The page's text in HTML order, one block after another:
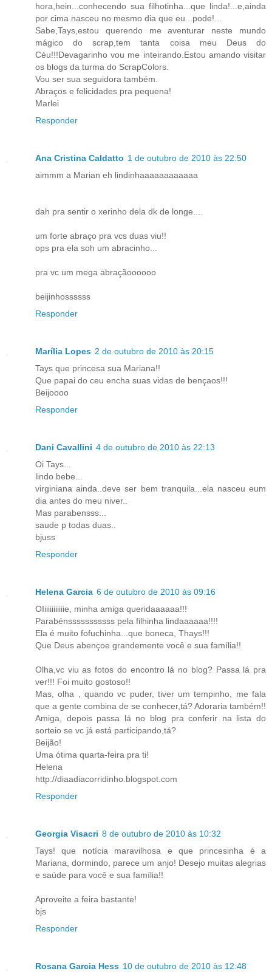
hora,hein...conhecendo sua filhotinha...que linda!...e,ainda
por cima nasceu no mesmo dia que eu...pode!...
Sabe,Tays,estou querendo me aventurar neste mundo
mágico do scrap,tem tanta coisa meu Deus do
Céu!!!Devagarinho vou me inteirando.Estou amando visitar
os blogs da turma do ScrapColors.
Vou ser sua seguidora também.
Abraços e felicidades pra pequena!
Marlei
Responder
Ana Cristina Caldatto 1 de outubro de 2010 às 22:50
aimmm a Marian eh lindinhaaaaaaaaaaaa
dah pra sentir o xerinho dela dk de longe....
um forte abraço pra vcs duas viu!!
ops pra ela soh um abracinho...
pra vc um mega abraçãoooooo
beijinhossssss
Responder
Marília Lopes 2 de outubro de 2010 às 20:15
Tays que princesa sua Mariana!!
Que papai do ceu encha suas vidas de bençaos!!!
Beijoooo
Responder
Dani Cavallini 4 de outubro de 2010 às 22:13
Oi Tays...
lindo bebe...
virginiana ainda..deve ser bem tranquila...ela nasceu eum
dia antes do meu niver..
Mas parabensss...
saude p todas duas..
bjuss
Responder
Helena Garcia 6 de outubro de 2010 às 09:16
OIiiiiiiiiiiie, minha amiga queridaaaaaa!!!
Parabénsssssssssss pela filhinha lindaaaaaa!!!!
Ela é muito fofuchinha...que boneca, Thays!!!
Que Deus abençoe grandemente você e sua família!!
Olha,vc viu as fotos do encontro lá no blog? Passa lá pra
ver!!! Foi muito gostoso!!
Mas, olha , quando vc puder, tiver um tempinho, me fala
que a gente combina de se conhecer,tá? Adoraria também!!
Amiga, depois passa lá no blog pra conferir na lista do
sorteio se vc já está participando,tá?
Beijão!
Uma ótima quarta-feira pra ti!
Helena
http://diaadiacorridinho.blogspot.com
Responder
Georgia Visacri 8 de outubro de 2010 às 10:32
Tays! que notícia maravilhosa e que princesinha é a
Mariana, dormindo, parece um anjo! Desejo muitas alegrias
e saúde para você e sua família!!
Aproveite a feira bastante!
bjs
Responder
Rosana Garcia Hess 10 de outubro de 2010 às 12:48